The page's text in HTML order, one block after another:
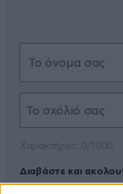
Διαβάστε και